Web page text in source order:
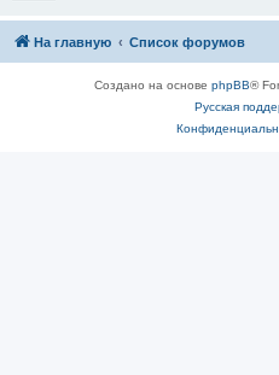
На главную Список форумов
Создано на основе phpBB®
Русская